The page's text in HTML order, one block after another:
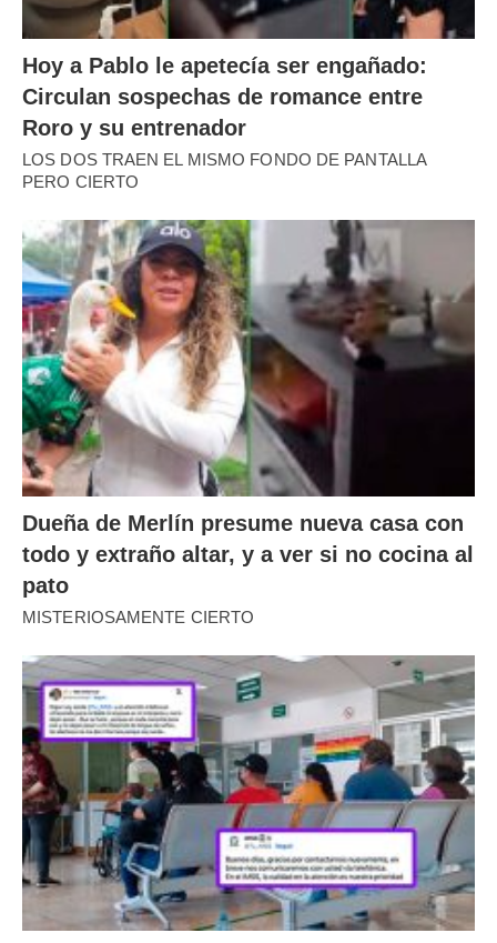
Hoy a Pablo le apetecía ser engañado:
Circulan sospechas de romance entre
Roro y su entrenador
LOS DOS TRAEN EL MISMO FONDO DE PANTALLA
PERO CIERTO
Dueña de Merlín presume nueva casa con
todo y extraño altar, y a ver si no cocina al
pato
MISTERIOSAMENTE CIERTO